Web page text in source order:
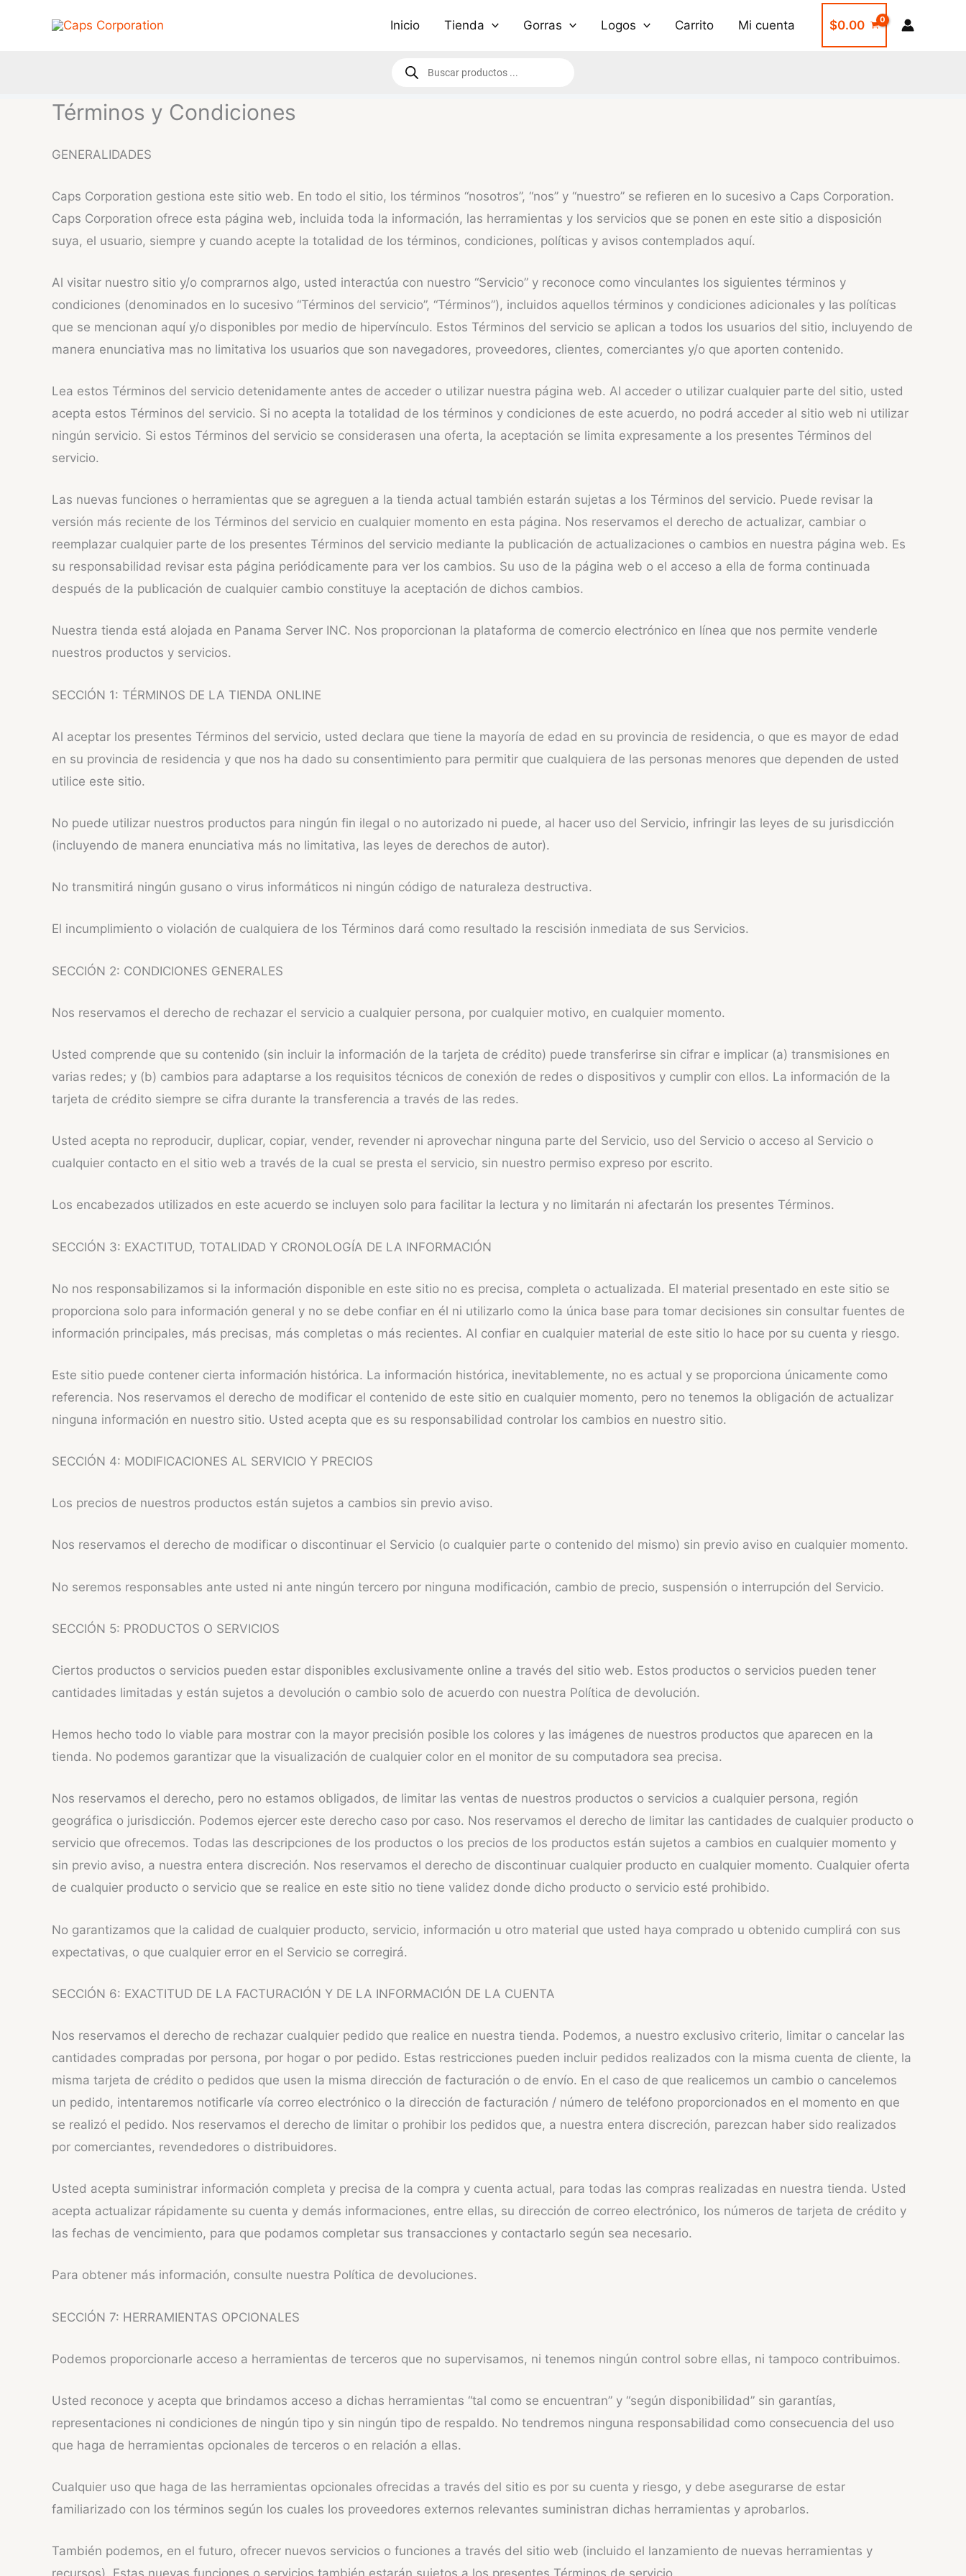
Inicio Tienda Gorras Logos Carrito Mi cuenta $0.00
Búsqueda
de
Términos y Condiciones
GENERALIDADES
Caps Corporation gestiona este sitio web. En todo el sitio, los términos “nosotros”, “nos” y “nuestro” se refieren en lo sucesivo a Caps Corporation.
Caps Corporation ofrece esta página web, incluida toda la información, las herramientas y los servicios que se ponen en este sitio a disposición
suya, el usuario, siempre y cuando acepte la totalidad de los términos, condiciones, políticas y avisos contemplados aquí.
Al visitar nuestro sitio y/o comprarnos algo, usted interactúa con nuestro “Servicio” y reconoce como vinculantes los siguientes términos y
condiciones (denominados en lo sucesivo “Términos del servicio”, “Términos”), incluidos aquellos términos y condiciones adicionales y las políticas
que se mencionan aquí y/o disponibles por medio de hipervínculo. Estos Términos del servicio se aplican a todos los usuarios del sitio, incluyendo de
manera enunciativa mas no limitativa los usuarios que son navegadores, proveedores, clientes, comerciantes y/o que aporten contenido.
Lea estos Términos del servicio detenidamente antes de acceder o utilizar nuestra página web. Al acceder o utilizar cualquier parte del sitio, usted
acepta estos Términos del servicio. Si no acepta la totalidad de los términos y condiciones de este acuerdo, no podrá acceder al sitio web ni utilizar
ningún servicio. Si estos Términos del servicio se considerasen una oferta, la aceptación se limita expresamente a los presentes Términos del
servicio.
Las nuevas funciones o herramientas que se agreguen a la tienda actual también estarán sujetas a los Términos del servicio. Puede revisar la
versión más reciente de los Términos del servicio en cualquier momento en esta página. Nos reservamos el derecho de actualizar, cambiar o
reemplazar cualquier parte de los presentes Términos del servicio mediante la publicación de actualizaciones o cambios en nuestra página web. Es
su responsabilidad revisar esta página periódicamente para ver los cambios. Su uso de la página web o el acceso a ella de forma continuada
después de la publicación de cualquier cambio constituye la aceptación de dichos cambios.
Nuestra tienda está alojada en Panama Server INC. Nos proporcionan la plataforma de comercio electrónico en línea que nos permite venderle
nuestros productos y servicios.
SECCIÓN 1: TÉRMINOS DE LA TIENDA ONLINE
Al aceptar los presentes Términos del servicio, usted declara que tiene la mayoría de edad en su provincia de residencia, o que es mayor de edad
en su provincia de residencia y que nos ha dado su consentimiento para permitir que cualquiera de las personas menores que dependen de usted
utilice este sitio.
No puede utilizar nuestros productos para ningún fin ilegal o no autorizado ni puede, al hacer uso del Servicio, infringir las leyes de su jurisdicción
(incluyendo de manera enunciativa más no limitativa, las leyes de derechos de autor).
No transmitirá ningún gusano o virus informáticos ni ningún código de naturaleza destructiva.
El incumplimiento o violación de cualquiera de los Términos dará como resultado la rescisión inmediata de sus Servicios.
SECCIÓN 2: CONDICIONES GENERALES
Nos reservamos el derecho de rechazar el servicio a cualquier persona, por cualquier motivo, en cualquier momento.
Usted comprende que su contenido (sin incluir la información de la tarjeta de crédito) puede transferirse sin cifrar e implicar (a) transmisiones en
varias redes; y (b) cambios para adaptarse a los requisitos técnicos de conexión de redes o dispositivos y cumplir con ellos. La información de la
tarjeta de crédito siempre se cifra durante la transferencia a través de las redes.
Usted acepta no reproducir, duplicar, copiar, vender, revender ni aprovechar ninguna parte del Servicio, uso del Servicio o acceso al Servicio o
cualquier contacto en el sitio web a través de la cual se presta el servicio, sin nuestro permiso expreso por escrito.
Los encabezados utilizados en este acuerdo se incluyen solo para facilitar la lectura y no limitarán ni afectarán los presentes Términos.
SECCIÓN 3: EXACTITUD, TOTALIDAD Y CRONOLOGÍA DE LA INFORMACIÓN
No nos responsabilizamos si la información disponible en este sitio no es precisa, completa o actualizada. El material presentado en este sitio se
proporciona solo para información general y no se debe confiar en él ni utilizarlo como la única base para tomar decisiones sin consultar fuentes de
información principales, más precisas, más completas o más recientes. Al confiar en cualquier material de este sitio lo hace por su cuenta y riesgo.
Este sitio puede contener cierta información histórica. La información histórica, inevitablemente, no es actual y se proporciona únicamente como
referencia. Nos reservamos el derecho de modificar el contenido de este sitio en cualquier momento, pero no tenemos la obligación de actualizar
ninguna información en nuestro sitio. Usted acepta que es su responsabilidad controlar los cambios en nuestro sitio.
SECCIÓN 4: MODIFICACIONES AL SERVICIO Y PRECIOS
Los precios de nuestros productos están sujetos a cambios sin previo aviso.
Nos reservamos el derecho de modificar o discontinuar el Servicio (o cualquier parte o contenido del mismo) sin previo aviso en cualquier momento.
No seremos responsables ante usted ni ante ningún tercero por ninguna modificación, cambio de precio, suspensión o interrupción del Servicio.
SECCIÓN 5: PRODUCTOS O SERVICIOS
Ciertos productos o servicios pueden estar disponibles exclusivamente online a través del sitio web. Estos productos o servicios pueden tener
cantidades limitadas y están sujetos a devolución o cambio solo de acuerdo con nuestra Política de devolución.
Hemos hecho todo lo viable para mostrar con la mayor precisión posible los colores y las imágenes de nuestros productos que aparecen en la
tienda. No podemos garantizar que la visualización de cualquier color en el monitor de su computadora sea precisa.
Nos reservamos el derecho, pero no estamos obligados, de limitar las ventas de nuestros productos o servicios a cualquier persona, región
geográfica o jurisdicción. Podemos ejercer este derecho caso por caso. Nos reservamos el derecho de limitar las cantidades de cualquier producto o
servicio que ofrecemos. Todas las descripciones de los productos o los precios de los productos están sujetos a cambios en cualquier momento y
sin previo aviso, a nuestra entera discreción. Nos reservamos el derecho de discontinuar cualquier producto en cualquier momento. Cualquier oferta
de cualquier producto o servicio que se realice en este sitio no tiene validez donde dicho producto o servicio esté prohibido.
No garantizamos que la calidad de cualquier producto, servicio, información u otro material que usted haya comprado u obtenido cumplirá con sus
expectativas, o que cualquier error en el Servicio se corregirá.
SECCIÓN 6: EXACTITUD DE LA FACTURACIÓN Y DE LA INFORMACIÓN DE LA CUENTA
Nos reservamos el derecho de rechazar cualquier pedido que realice en nuestra tienda. Podemos, a nuestro exclusivo criterio, limitar o cancelar las
cantidades compradas por persona, por hogar o por pedido. Estas restricciones pueden incluir pedidos realizados con la misma cuenta de cliente, la
misma tarjeta de crédito o pedidos que usen la misma dirección de facturación o de envío. En el caso de que realicemos un cambio o cancelemos
un pedido, intentaremos notificarle vía correo electrónico o la dirección de facturación / número de teléfono proporcionados en el momento en que
se realizó el pedido. Nos reservamos el derecho de limitar o prohibir los pedidos que, a nuestra entera discreción, parezcan haber sido realizados
por comerciantes, revendedores o distribuidores.
Usted acepta suministrar información completa y precisa de la compra y cuenta actual, para todas las compras realizadas en nuestra tienda. Usted
acepta actualizar rápidamente su cuenta y demás informaciones, entre ellas, su dirección de correo electrónico, los números de tarjeta de crédito y
las fechas de vencimiento, para que podamos completar sus transacciones y contactarlo según sea necesario.
Para obtener más información, consulte nuestra Política de devoluciones.
SECCIÓN 7: HERRAMIENTAS OPCIONALES
Podemos proporcionarle acceso a herramientas de terceros que no supervisamos, ni tenemos ningún control sobre ellas, ni tampoco contribuimos.
Usted reconoce y acepta que brindamos acceso a dichas herramientas “tal como se encuentran” y “según disponibilidad” sin garantías,
representaciones ni condiciones de ningún tipo y sin ningún tipo de respaldo. No tendremos ninguna responsabilidad como consecuencia del uso
que haga de herramientas opcionales de terceros o en relación a ellas.
Cualquier uso que haga de las herramientas opcionales ofrecidas a través del sitio es por su cuenta y riesgo, y debe asegurarse de estar
familiarizado con los términos según los cuales los proveedores externos relevantes suministran dichas herramientas y aprobarlos.
También podemos, en el futuro, ofrecer nuevos servicios o funciones a través del sitio web (incluido el lanzamiento de nuevas herramientas y